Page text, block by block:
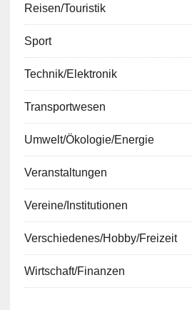
Reisen/Touristik
Sport
Technik/Elektronik
Transportwesen
Umwelt/Ökologie/Energie
Veranstaltungen
Vereine/Institutionen
Verschiedenes/Hobby/Freizeit
Wirtschaft/Finanzen